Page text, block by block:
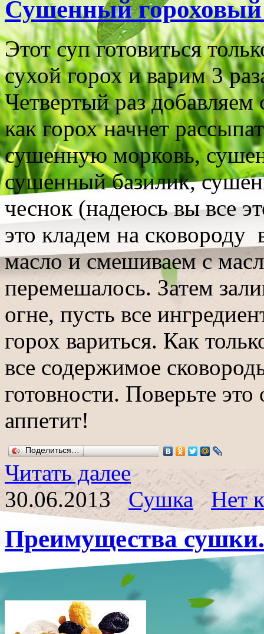
Сушенный гороховый
Этот суп готовиться
сухой горох и варим 3
Четвертый раз
как горох начнет
сушенную морковь,
сушенный базилик,
чеснок (надеюсь вы все
это кладем на сковороду
масло и смешиваем с
перемешалось. Затем
огне, пусть все
горох вариться. Как
все содержимое
готовности. Поверьте
аппетит!
Поделиться…
Читать далее
30.06.2013
Сушка Нет
Преимущества сушки.